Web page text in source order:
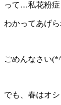
って…私花粉症
わかってあげら
ごめんなさい
でも、春はオ